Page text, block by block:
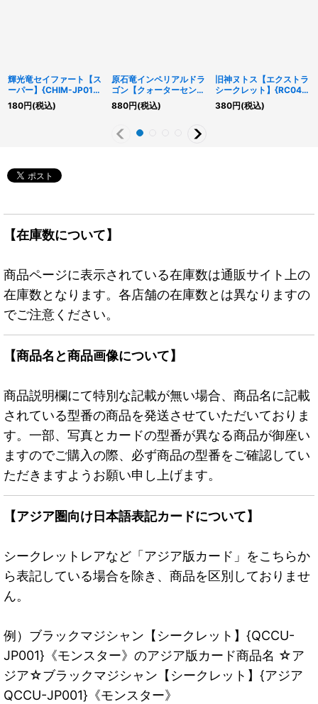
輝光竜セイファート【ス
ーパー】{CHIM-JP014}
《モンスター》
180円(税込)
原石竜インペリアルドラ
ゴン【クォーターセンチ
ュリーシークレット】
{ROTA-JP013}《モンス
880円(税込)
旧神ヌトス【エクストラ
シークレット】{RC04-
JP027}《融合》
380円(税込)
【在庫数について】
商品ページに表示されている在庫数は通販サイト上の
在庫数となります。各店舗の在庫数とは異なりますの
でご注意ください。
【商品名と商品画像について】
商品説明欄にて特別な記載が無い場合、商品名に記載
されている型番の商品を発送させていただいておりま
す。一部、写真とカードの型番が異なる商品が御座い
ますのでご購入の際、必ず商品の型番をご確認してい
ただきますようお願い申し上げます。
【アジア圏向け日本語表記カードについて】
シークレットレアなど「アジア版カード」をこちらか
ら表記している場合を除き、商品を区別しておりませ
ん。
例）ブラックマジシャン【シークレット】{QCCU-
JP001}《モンスター》のアジア版カード商品名 ☆ア
ジア☆ブラックマジシャン【シークレット】{アジア
QCCU-JP001}《モンスター》